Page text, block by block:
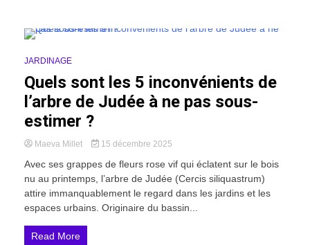
JARDINAGE
Quels sont les 5 inconvénients de
l’arbre de Judée à ne pas sous-
estimer ?
Maeva Millet 15 décembre 2025
Avec ses grappes de fleurs rose vif qui éclatent sur le bois
nu au printemps, l’arbre de Judée (Cercis siliquastrum)
attire immanquablement le regard dans les jardins et les
espaces urbains. Originaire du bassin...
Read More